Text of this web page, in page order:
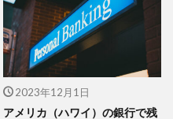
2023年12月1日
アメリカ（ハワイ）の銀行で残